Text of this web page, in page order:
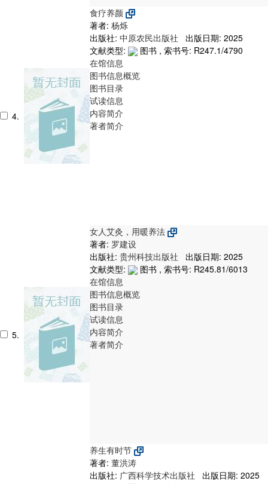
4.
食疗养颜
著者: 杨烁
出版社: 中原农民出版社
出版日期: 2025
文献类型:
图书 , 索书号: R247.1/4790
在馆信息
图书信息概览
图书目录
试读信息
内容简介
著者简介
5.
女人艾灸，用暖养法
著者: 罗建设
出版社: 贵州科技出版社
出版日期: 2025
文献类型:
图书 , 索书号: R245.81/6013
在馆信息
图书信息概览
图书目录
试读信息
内容简介
著者简介
养生有时节
著者: 董洪涛
出版社: 广西科学技术出版社
出版日期: 2025